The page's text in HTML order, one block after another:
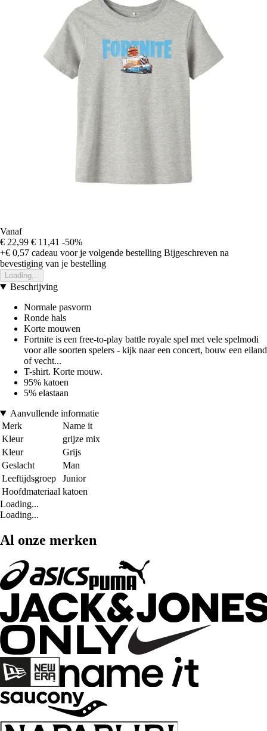
Vanaf
€ 22,99 € 11,41 -50%
+€ 0,57 cadeau voor je volgende bestelling Bijgeschreven na
bevestiging van je bestelling
Loading...
Beschrijving
Normale pasvorm
Ronde hals
Korte mouwen
Fortnite is een free-to-play battle royale spel met vele spelmodi
voor alle soorten spelers - kijk naar een concert, bouw een eiland
of vecht...
T-shirt. Korte mouw.
95% katoen
5% elastaan
Aanvullende informatie
Merk
Name it
Kleur
grijze mix
Kleur
Grijs
Geslacht
Man
Leeftijdsgroep
Junior
Hoofdmateriaal katoen
Loading...
Loading...
Al onze merken